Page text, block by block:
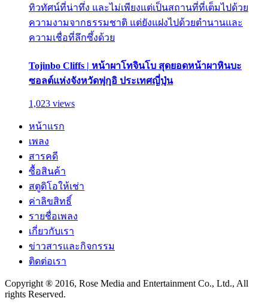
ทิวทัศน์ที่น่าทึ่ง และไม่เพียงแต่เป็นสถานที่ที่เต็มไปด้วย
ความงามจากธรรมชาติ แต่ยังแฝงไปด้วยตำนานและ
ความเชื่อที่ลึกซึ้งด้วย
Tojinbo Cliffs | หน้าผาโทจินโบ สุดยอดหน้าผาหินบะ
ซอลต์แห่งจังหวัดฟุกุอิ ประเทศญี่ปุ่น
1,023 views
หน้าแรก
เพลง
สารคดี
ซื้อสินค้า
สตูดิโอให้เช่า
ค่าลิขสิทธิ์
รายชื่อเพลง
เกี่ยวกับเรา
ข่าวสารและกิจกรรม
ติดต่อเรา
Copyright ® 2016, Rose Media and Entertainment Co., Ltd., All
rights Reserved.